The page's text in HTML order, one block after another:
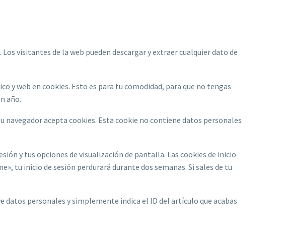
visitantes de la web pueden descargar y extraer cualquier dato de
y web en cookies. Esto es para tu comodidad, para que no tengas
año.
acepta cookies. Esta cookie no contiene datos personales
y tus opciones de visualización de pantalla. Las cookies de inicio
tu inicio de sesión perdurará durante dos semanas. Si sales de tu
datos personales y simplemente indica el ID del artículo que acabas